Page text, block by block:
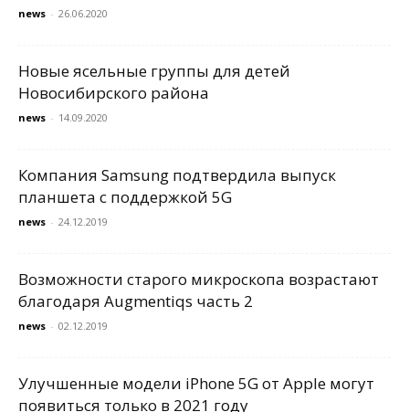
news - 26.06.2020
Новые ясельные группы для детей
Новосибирского района
news - 14.09.2020
Компания Samsung подтвердила выпуск
планшета с поддержкой 5G
news - 24.12.2019
Возможности старого микроскопа возрастают
благодаря Augmentiqs часть 2
news - 02.12.2019
Улучшенные модели iPhone 5G от Apple могут
появиться только в 2021 году